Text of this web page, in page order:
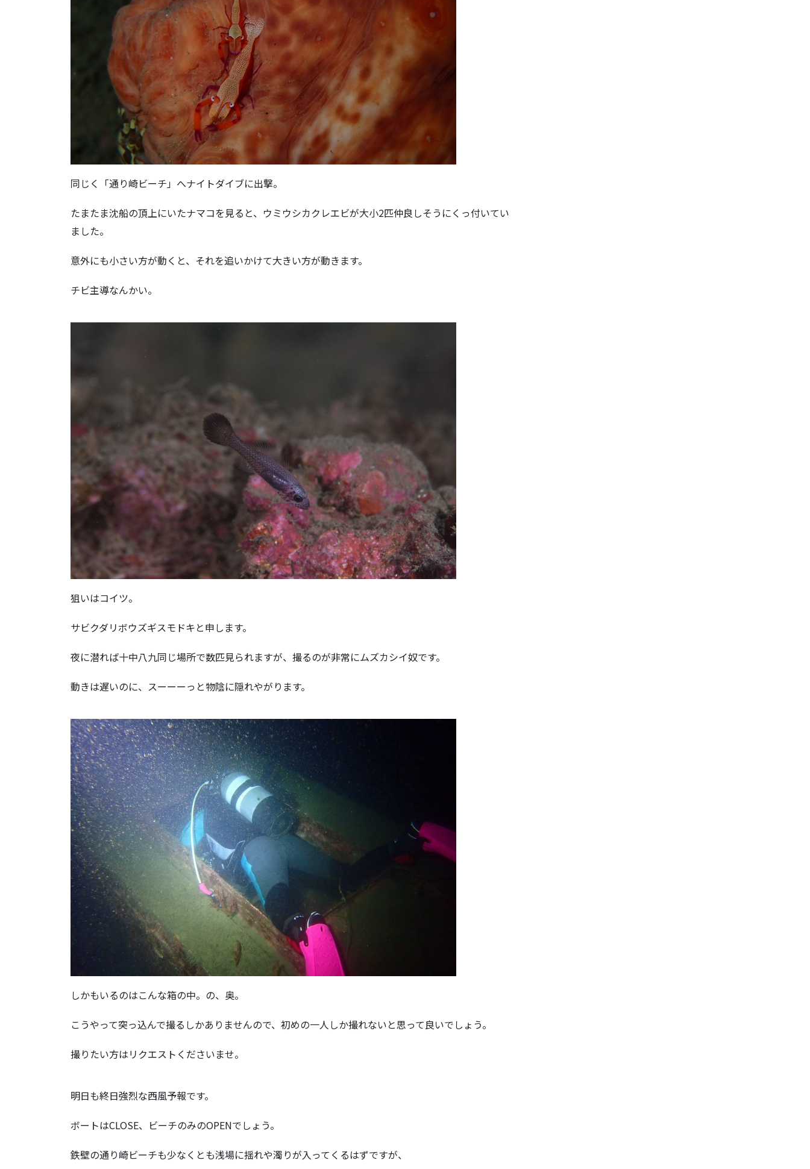
同じく「通り崎ビーチ」へナイトダイブに出撃。
たまたま沈船の頂上にいたナマコを見ると、ウミウシカクレエビが大小2匹仲良しそうにくっ付いてい
ました。
意外にも小さい方が動くと、それを追いかけて大きい方が動きます。
チビ主導なんかい。
狙いはコイツ。
サビクダリボウズギスモドキと申します。
夜に潜れば十中八九同じ場所で数匹見られますが、撮るのが非常にムズカシイ奴です。
動きは遅いのに、スーーーっと物陰に隠れやがります。
しかもいるのはこんな箱の中。の、奥。
こうやって突っ込んで撮るしかありませんので、初めの一人しか撮れないと思って良いでしょう。
撮りたい方はリクエストくださいませ。
明日も終日強烈な西風予報です。
ボートはCLOSE、ビーチのみのOPENでしょう。
鉄壁の通り崎ビーチも少なくとも浅場に揺れや濁りが入ってくるはずですが、